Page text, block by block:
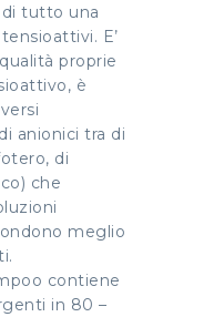
tutto una
E’
proprie
è
anionici tra di
di
che
meglio
contiene
in 80 –